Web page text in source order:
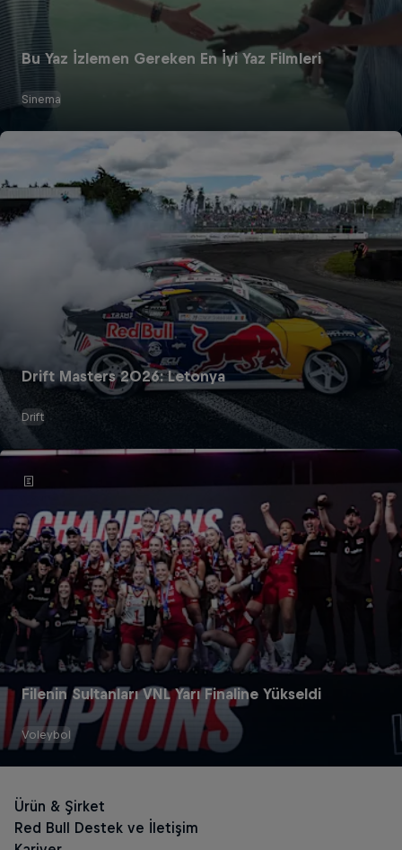
Bu Yaz İzlemen Gereken En İyi Yaz Filmleri
Sinema
Drift Masters 2026: Letonya
Drift
Filenin Sultanları VNL Yarı Finaline Yükseldi
Voleybol